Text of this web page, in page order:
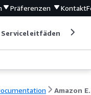
Präferenzen Kontakt
Serviceleitfäden